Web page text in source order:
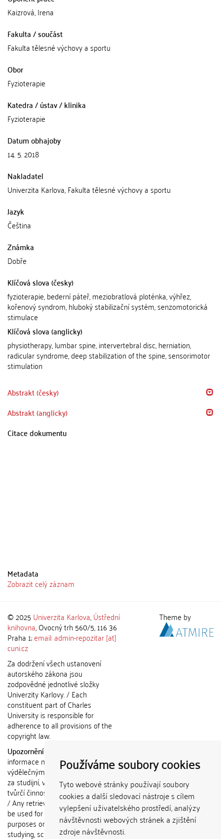
Používáme soubory cookies
Tyto webové stránky používají soubory
cookies a další sledovací nástroje s cílem
vylepšení uživatelského prostředí, analýzy
návštěvnosti webových stránek a zjištění
zdroje návštěvnosti.
Kaizrová, Irena
Fakulta / součást
Fakulta tělesné výchovy a sportu
Obor
Fyzioterapie
Katedra / ústav / klinika
Fyzioterapie
Datum obhajoby
14. 5. 2018
Nakladatel
Univerzita Karlova, Fakulta tělesné výchovy a sportu
Jazyk
Čeština
Známka
Dobře
Klíčová slova (česky)
fyzioterapie, bederní páteř, meziobratlová ploténka, výhřez,
kořenový syndrom, hluboký stabilizační systém, senzomotorická
stimulace
Klíčová slova (anglicky)
physiotherapy, lumbar spine, intervertebral disc, herniation,
radicular syndrome, deep stabilization of the spine, sensorimotor
stimulation
Abstrakt (česky)
Abstrakt (anglicky)
Citace dokumentu
Metadata
Zobrazit celý záznam
© 2025 Univerzita Karlova,Ústřední
knihovna, Ovocný trh 560/5, 116 36
Praha 1;email: admin-repozitar [at]
cuni.cz
Za dodržení všech ustanovení
autorského zákona jsou
zodpovědné jednotlivé složky
Univerzity Karlovy. / Each
constituent part of Charles
University is responsible for
adherence to all provisions of the
copyright law.
Upozornění / Notice:
informace nemohou být použity k
výdělečným účelům nebo vydávány
za studijní, vědeckou nebo jinou
tvůrčí činnost jiné osoby než autora.
/ Any retrieved information shall not
be used for any commercial
purposes or claimed as results of
studying, scientific or any other
Theme by